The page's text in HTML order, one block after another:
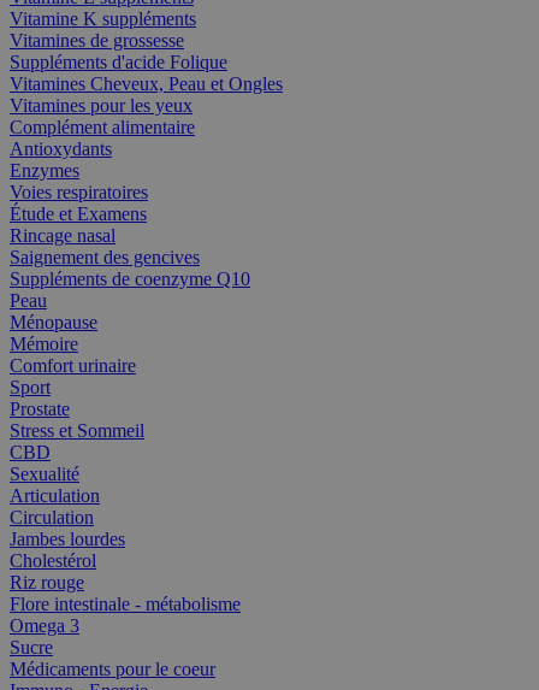
Vitamine K suppléments
Vitamines de grossesse
Suppléments d'acide Folique
Vitamines Cheveux, Peau et Ongles
Vitamines pour les yeux
Complément alimentaire
Antioxydants
Enzymes
Voies respiratoires
Étude et Examens
Rincage nasal
Saignement des gencives
Suppléments de coenzyme Q10
Peau
Ménopause
Mémoire
Comfort urinaire
Sport
Prostate
Stress et Sommeil
CBD
Sexualité
Articulation
Circulation
Jambes lourdes
Cholestérol
Riz rouge
Flore intestinale - métabolisme
Omega 3
Sucre
Médicaments pour le coeur